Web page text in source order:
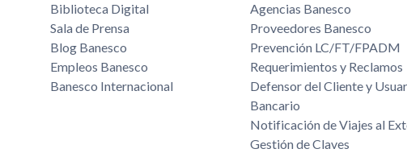
Biblioteca Digital
Sala de Prensa
Blog Banesco
Empleos Banesco
Banesco Internacional
Agencias Banesco
Proveedores Banesco
Prevención LC/FT/FPADM
Requerimientos y Reclamos
Defensor del Cliente y
Bancario
Notificación de Viajes al
Gestión de Claves